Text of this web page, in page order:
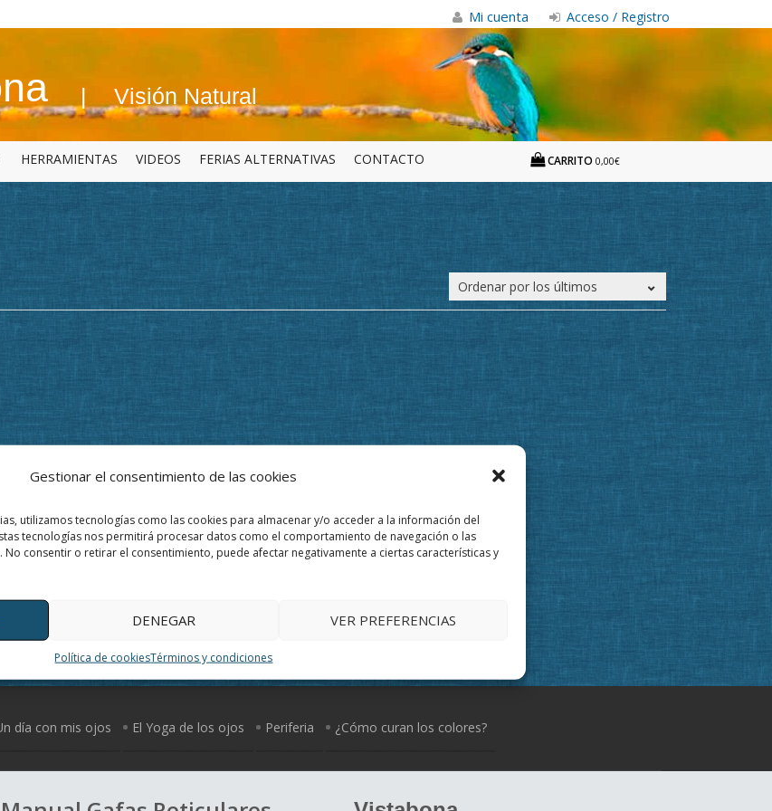
Gestionar el consentimiento de las cookies
utilizamos tecnologías como las cookies para almacenar y/o acceder a la información del
tecnologías nos permitirá procesar datos como el comportamiento de navegación o las
No consentir o retirar el consentimiento, puede afectar negativamente a ciertas características y
DENEGAR VER PREFERENCIAS
Política de cookiesTérminos y condiciones
Mi cuenta Acceso / Registro
Visión Natural
HERRAMIENTAS VIDEOS FERIAS ALTERNATIVAS CONTACTO CARRITO 0,00€
día con mis ojos El Yoga de los ojos Periferia ¿Cómo curan los colores?